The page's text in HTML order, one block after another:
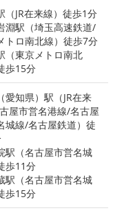
（JR在来線）徒歩1分
淵駅（埼玉高速鉄道/
トロ南北線）徒歩7分
（東京メトロ南北
歩15分
愛知県）駅（JR在来
屋市営名港線/名古屋
城線/名古屋鉄道）徒
駅（名古屋市営名城
歩11分
駅（名古屋市営名城
歩15分